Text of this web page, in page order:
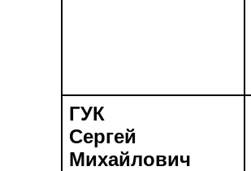
ГУК
Сергей
Михайлович